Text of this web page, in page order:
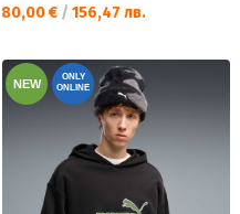
Текуща цена:
80,00 € / 156,47 лв.
NEW
ONLY
ONLINE